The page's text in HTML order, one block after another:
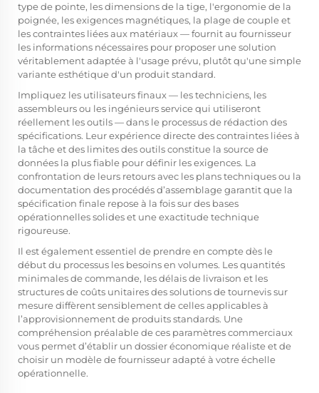
type de pointe, les dimensions de la tige, l'ergonomie de la
poignée, les exigences magnétiques, la plage de couple et
les contraintes liées aux matériaux — fournit au fournisseur
les informations nécessaires pour proposer une solution
véritablement adaptée à l'usage prévu, plutôt qu'une simple
variante esthétique d'un produit standard.
Impliquez les utilisateurs finaux — les techniciens, les
assembleurs ou les ingénieurs service qui utiliseront
réellement les outils — dans le processus de rédaction des
spécifications. Leur expérience directe des contraintes liées à
la tâche et des limites des outils constitue la source de
données la plus fiable pour définir les exigences. La
confrontation de leurs retours avec les plans techniques ou la
documentation des procédés d’assemblage garantit que la
spécification finale repose à la fois sur des bases
opérationnelles solides et une exactitude technique
rigoureuse.
Il est également essentiel de prendre en compte dès le
début du processus les besoins en volumes. Les quantités
minimales de commande, les délais de livraison et les
structures de coûts unitaires des solutions de tournevis sur
mesure diffèrent sensiblement de celles applicables à
l’approvisionnement de produits standards. Une
compréhension préalable de ces paramètres commerciaux
vous permet d’établir un dossier économique réaliste et de
choisir un modèle de fournisseur adapté à votre échelle
opérationnelle.